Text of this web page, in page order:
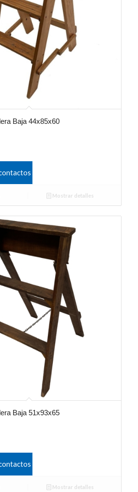
Baja 44x85x60
Mostrar detalles
Baja 51x93x65
Mostrar detalles